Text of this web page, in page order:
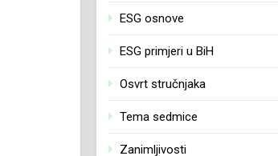
ESG osnove
ESG primjeri u BiH
Osvrt stručnjaka
Tema sedmice
Zanimljivosti